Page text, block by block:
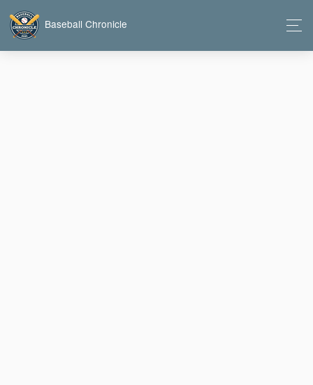
Baseball Chronicle